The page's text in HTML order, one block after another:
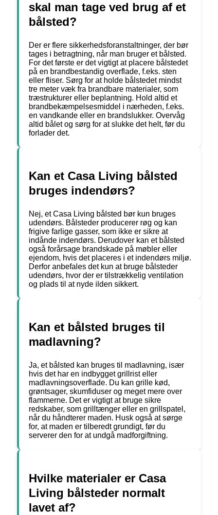
skal man tage ved brug af et
bålsted?
Der er flere sikkerhedsforanstaltninger, der bør
tages i betragtning, når man bruger et bålsted.
For det første er det vigtigt at placere bålstedet
på en brandbestandig overflade, f.eks. sten
eller fliser. Sørg for at holde bålstedet mindst
tre meter væk fra brandbare materialer, som
træstrukturer eller beplantning. Hold altid et
brandbekæmpelsesmiddel i nærheden, f.eks.
en vandkande eller en brandslukker. Overvåg
altid bålet og sørg for at slukke det helt, før du
forlader det.
Kan et Casa Living bålsted
bruges indendørs?
Nej, et Casa Living bålsted bør kun bruges
udendørs. Bålsteder producerer røg og kan
frigive farlige gasser, som ikke er sikre at
indånde indendørs. Derudover kan et bålsted
også forårsage brandskade på møbler eller
ejendom, hvis det placeres i et indendørs miljø.
Derfor anbefales det kun at bruge bålsteder
udendørs, hvor der er tilstrækkelig ventilation
og plads til at nyde ilden sikkert.
Kan et bålsted bruges til
madlavning?
Ja, et bålsted kan bruges til madlavning, især
hvis det har en indbygget grillrist eller
madlavningsoverflade. Du kan grille kød,
grøntsager, skumfiduser og meget mere over
flammerne. Det er vigtigt at bruge sikre
redskaber, som grilltænger eller en grillspatel,
når du håndterer maden. Husk også at sørge
for, at maden er tilberedt grundigt, før du
serverer den for at undgå madforgiftning.
Hvilke materialer er Casa
Living bålsteder normalt
lavet af?